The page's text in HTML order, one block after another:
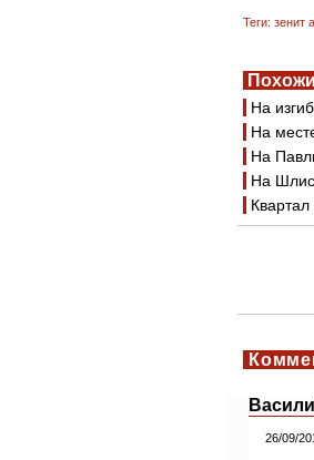
Теги: зенит
На
На
На
На
26/09/